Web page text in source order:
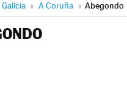
Galicia » A Coruña » Abegondo